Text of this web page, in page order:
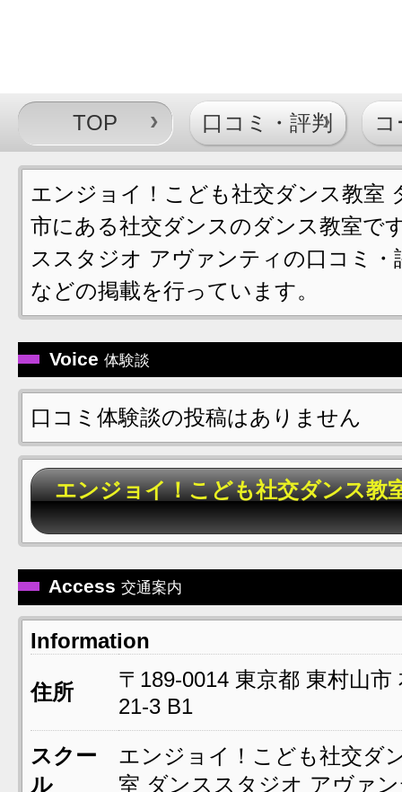
TOP 口コミ・評判
エンジョイ！こども社交ダンス教室
市にある社交ダンスのダンス教室で
ススタジオ アヴァンティの口コミ
などの掲載を行っています。
Voice 体験談
口コミ体験談の投稿はありません
エンジョイ！こども社交ダンス教
Access 交通案内
Information
住所
〒189-0014 東京都 東村山市
21-3B1
スクー
ル
エンジョイ！こども社交ダ
室 ダンススタジオ アヴァ